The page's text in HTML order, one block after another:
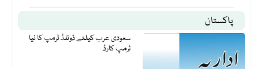
پاکستان
سعودی عرب کیلئے ڈونلڈ ٹرمپ کا نیا
ٹرمپ کارڈ